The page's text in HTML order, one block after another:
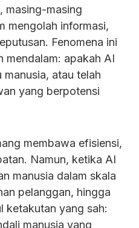
masing-masing
mengolah informasi,
Fenomena ini
mendalam: apakah AI
manusia, atau telah
yang berpotensi
membawa efisiensi,
Namun, ketika AI
manusia dalam skala
pelanggan, hingga
ketakutan yang sah:
manusia yang